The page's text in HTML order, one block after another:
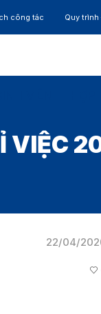
công tác Quy trình
VIỆC
22/04/